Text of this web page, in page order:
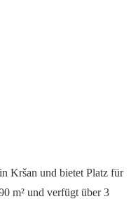
Kršan und bietet Platz für
m² und verfügt über 3